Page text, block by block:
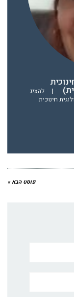
|
להציג
חינוכית
פוסט הבא »